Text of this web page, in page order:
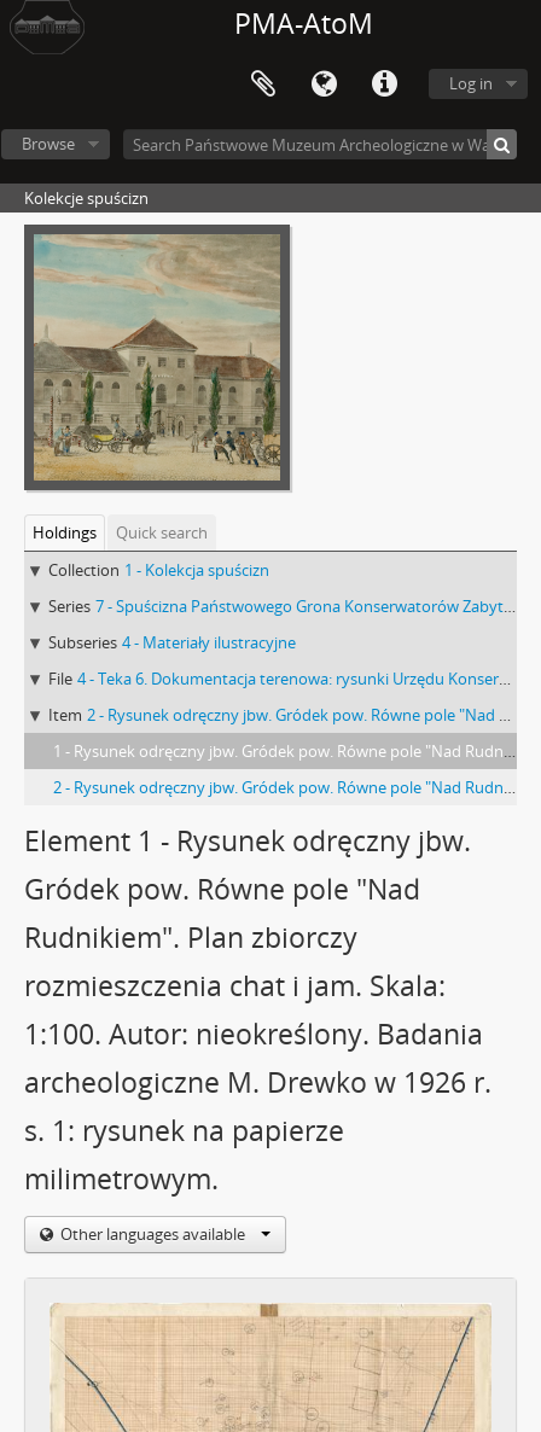
PMA-AtoM
Log in
Browse
Kolekcje spuścizn
Holdings
Quick search
Collection 1 - Kolekcja spuścizn
Series 7 - Spuścizna Państwowego Grona Konserwatorów Zabytków Przedhistorycznych : Sprawy Urzędu Konserwatora Okręgowego Zabytków Przedhistorycznych w Lublinie
Subseries 4 - Materiały ilustracyjne
File 4 - Teka 6. Dokumentacja terenowa: rysunki Urzędu Konserwatora Okręgowego Zabytków Przedhistorycznych w Lublinie dot. stanowiska "Nad Rudnikiem" w Gródku pow. Równe. Teczka nr 4
Item 2 - Rysunek odręczny jbw. Gródek pow. Równe pole "Nad Rudnikiem". Plan zbiorczy rozmieszczenia chat i jam. Skala: 1:100. Autor: nieokreślony. Badania archeologiczne M. Drewko w 1926 r.
1 - Rysunek odręczny jbw. Gródek pow. Równe pole "Nad Rudnikiem". Plan zbiorczy rozmieszczenia chat i jam. Skala: 1:100. Autor: nieokreślony. Badania archeologiczne M. Drewko w 1926 r. s. 1: rysunek na papierze milimetrowym.
2 - Rysunek odręczny jbw. Gródek pow. Równe pole "Nad Rudnikiem". Plan zbiorczy rozmieszczenia chat i jam. Skala: 1:100. Autor: nieokreślony. Badania archeologiczne M. Drewko w 1926 r. s. 2: strona z pieczątką Działu Dokumentacji PMA.
Element 1 - Rysunek odręczny jbw.
Gródek pow. Równe pole "Nad
Rudnikiem". Plan zbiorczy
rozmieszczenia chat i jam. Skala:
1:100. Autor: nieokreślony. Badania
archeologiczne M. Drewko w 1926 r.
s. 1: rysunek na papierze
milimetrowym.
Other languages available